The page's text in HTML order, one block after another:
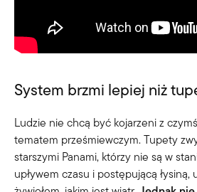
System brzmi lepiej niż
Ludzie nie chcą być kojarzeni z
tematem prześmiewczym. Tupety
starszymi Panami, którzy nie są w
upływem czasu i postępującą łysiną,